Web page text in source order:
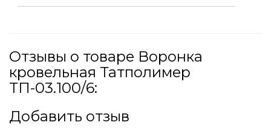
Отзывы о товаре Воронка
кровельная Татполимер
ТП-03.100/6:
Добавить отзыв